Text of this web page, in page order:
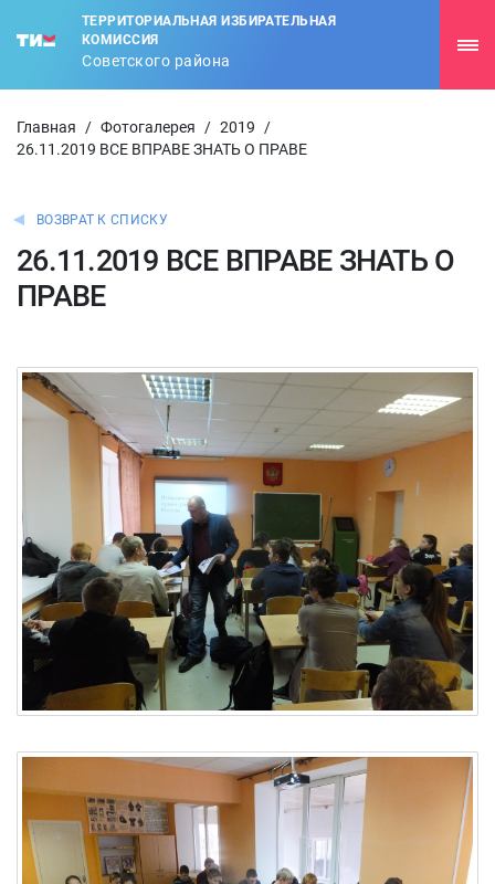
ТЕРРИТОРИАЛЬНАЯ ИЗБИРАТЕЛЬНАЯ
КОМИССИЯ
Советского района
Главная / Фотогалерея / 2019
/
26.11.2019 ВСЕ ВПРАВЕ ЗНАТЬ О ПРАВЕ
ВОЗВРАТ К СПИСКУ
26.11.2019 ВСЕ ВПРАВЕ ЗНАТЬ О
ПРАВЕ